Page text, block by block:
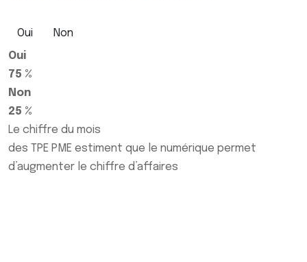
Oui
Non
Oui
75 %
Non
25 %
Le chiffre du mois
des TPE PME estiment que le numérique permet
d’augmenter le chiffre d’affaires